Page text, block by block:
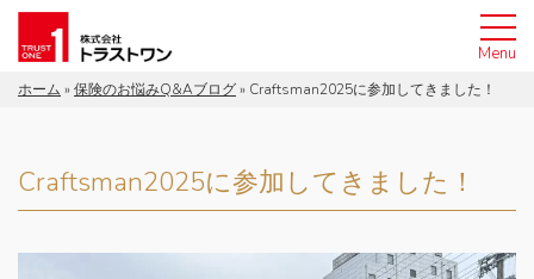
Menu
ホーム
ホーム »保険のお悩みQ&Aブログ» Craftsman2025に参加してきました！
Craftsman2025に参加してきました！